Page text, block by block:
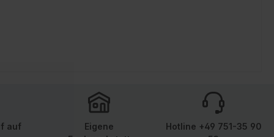
auf
Eigene
Hotline +49 751-35 90